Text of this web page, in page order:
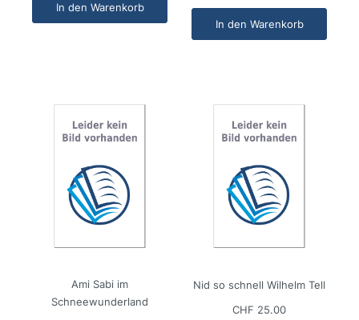
In den Warenkorb
In den Warenkorb
Ami Sabi im
Schneewunderland
Nid so schnell Wilhelm Tell
CHF 25.00